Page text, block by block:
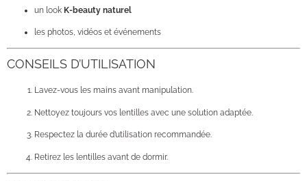
un look K-beauty naturel
les photos, vidéos et événements
CONSEILS D’UTILISATION
Lavez-vous les mains avant manipulation.
Nettoyez toujours vos lentilles avec une solution adaptée.
Respectez la durée d’utilisation recommandée.
Retirez les lentilles avant de dormir.